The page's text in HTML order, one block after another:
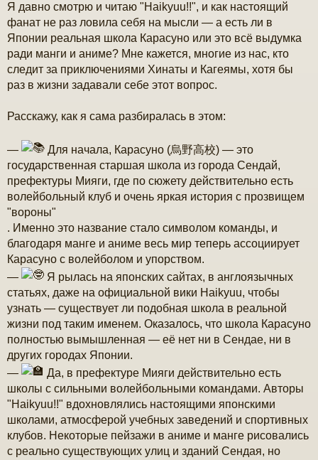
щ
е
н
е
Я давно смотрю и читаю "Haikyuu!!", и как настоящий
фанат не раз ловила себя на мысли — а есть ли в
Японии реальная школа Карасуно или это всё выдумка
ради манги и аниме? Мне кажется, многие из нас, кто
следит за приключениями Хинаты и Кагеямы, хотя бы
раз в жизни задавали себе этот вопрос.
Расскажу, как я сама разбиралась в этом:
—
Для начала, Карасуно (烏野高校) — это
государственная старшая школа из города Сендай,
префектуры Мияги, где по сюжету действительно есть
волейбольный клуб и очень яркая история с прозвищем
"вороны"
. Именно это название стало символом команды, и
благодаря манге и аниме весь мир теперь ассоциирует
Карасуно с волейболом и упорством.
—
Я рылась на японских сайтах, в англоязычных
статьях, даже на официальной вики Haikyuu, чтобы
узнать — существует ли подобная школа в реальной
жизни под таким именем. Оказалось, что школа Карасуно
полностью вымышленная — её нет ни в Сендае, ни в
других городах Японии.
—
Да, в префектуре Мияги действительно есть
школы с сильными волейбольными командами. Авторы
"Haikyuu!!" вдохновлялись настоящими японскими
школами, атмосферой учебных заведений и спортивных
клубов. Некоторые пейзажи в аниме и манге рисовались
с реально существующих улиц и зданий Сендая, но